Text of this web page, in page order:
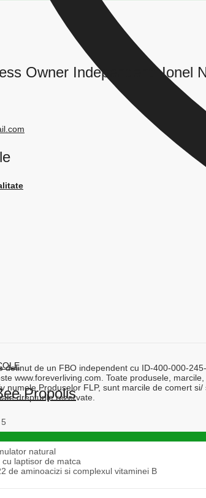
Propolis
natural
cu laptisor de matca
de aminoacizi si complexul vitaminei B
Owner Independent: Ionel
detinut de un FBO independent cu ID-400-000-
www.foreverliving.com. Toate produsele,
numele Produselor FLP, sunt marcile de comert
drepturile rezervate.